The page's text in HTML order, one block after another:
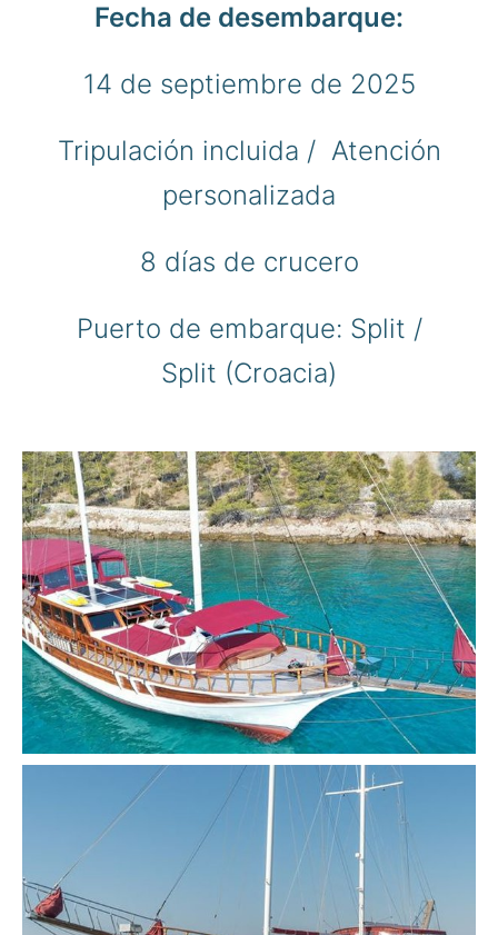
Fecha de desembarque:
14 de septiembre de 2025
Tripulación incluida / Atención
personalizada
8 días de crucero
Puerto de embarque: Split /
Split (Croacia)